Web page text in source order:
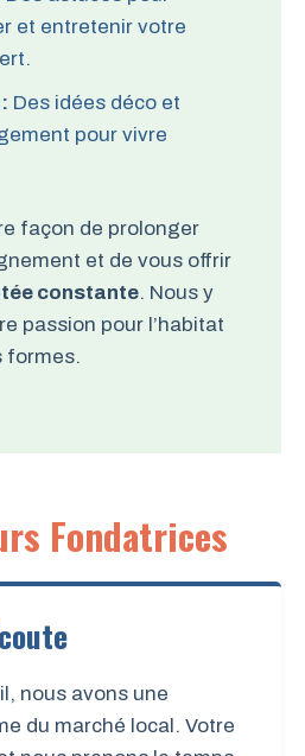
et entretenir votre
Des idées déco et
pour vivre
façon de prolonger
et de vous offrir
constante. Nous y
passion pour l’habitat
formes.
Fondatrices
nous avons une
du marché local. Votre